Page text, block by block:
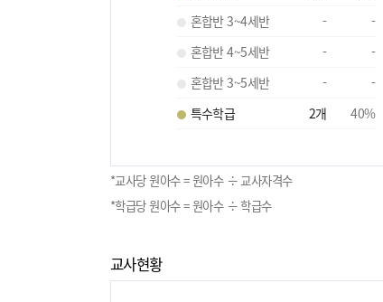
혼합반 3~4세반
-
-
혼합반 4~5세반
-
-
혼합반 3~5세반
-
-
특수학급
2개 40%
*교사당 원아수 = 원아수 ÷ 교사자격수
*학급당 원아수 = 원아수 ÷ 학급수
교사현황